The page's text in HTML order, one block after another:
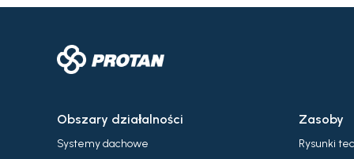
Obszary działalności
Systemy dachowe
Zasoby
Rysunki